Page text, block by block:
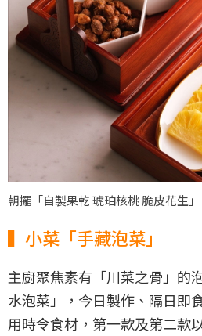
朝擺「自製果乾 琥珀核桃 脆皮花生
▍小菜「手藏泡菜」
主廚聚焦素有「川菜之骨」的
水泡菜」，今日製作、隔日即
用時令食材，第一款及第二款